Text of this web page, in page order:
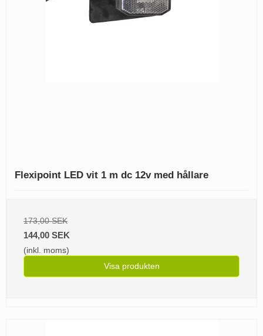
Flexipoint LED vit 1 m dc 12v med hållare
173,00 SEK
144,00 SEK
(inkl. moms)
Visa produkten